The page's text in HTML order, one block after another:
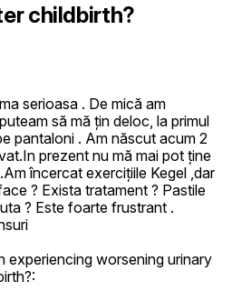
childbirth?
serioasa . De mică am
să mă țin deloc, la primul
pantaloni . Am născut acum 2
prezent nu mă mai pot ține
încercat exercițiile Kegel ,dar
? Exista tratament ? Pastile
? Este foarte frustrant .
experiencing worsening urinary